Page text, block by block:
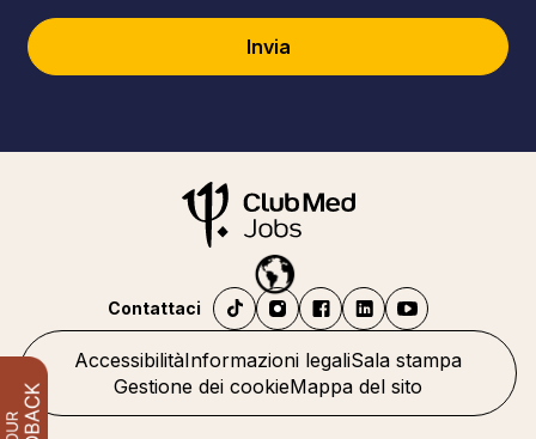
Invia
AccessibilitàInformazioni legaliSala stampa
Gestione dei cookieMappa del sito
Contattaci